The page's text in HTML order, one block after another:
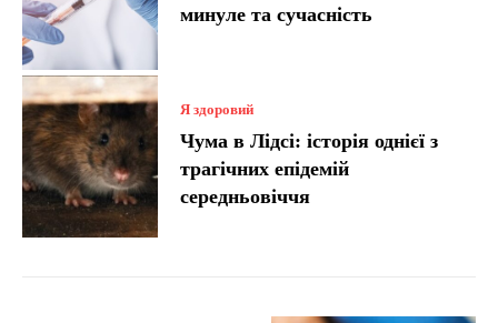
минуле та сучасність
Я здоровий
Чума в Лідсі: історія однієї з
трагічних епідемій
середньовіччя